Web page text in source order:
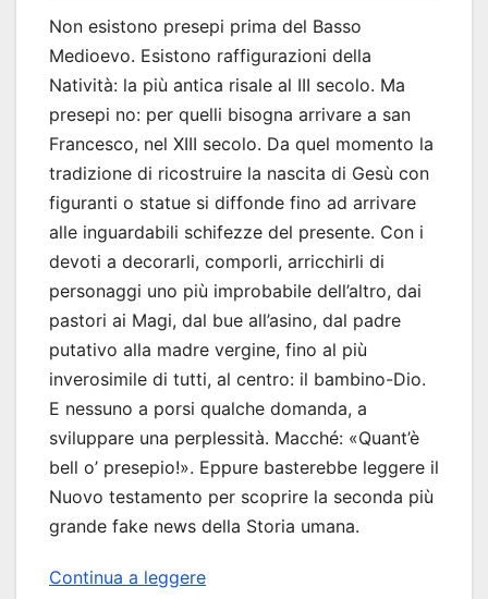
Non esistono presepi prima del Basso
Medioevo. Esistono raffigurazioni della
Natività: la più antica risale al III secolo. Ma
presepi no: per quelli bisogna arrivare a san
Francesco, nel XIII secolo. Da quel momento la
tradizione di ricostruire la nascita di Gesù con
figuranti o statue si diffonde fino ad arrivare
alle inguardabili schifezze del presente. Con i
devoti a decorarli, comporli, arricchirli di
personaggi uno più improbabile dell’altro, dai
pastori ai Magi, dal bue all’asino, dal padre
putativo alla madre vergine, fino al più
inverosimile di tutti, al centro: il bambino-Dio.
E nessuno a porsi qualche domanda, a
sviluppare una perplessità. Macché: «Quant’è
bell o’ presepio!». Eppure basterebbe leggere il
Nuovo testamento per scoprire la seconda più
grande fake news della Storia umana.
Continua a leggere